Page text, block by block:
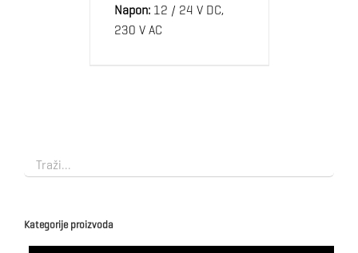
Napon:12 / 24 V DC,
230 V AC
Kategorije proizvoda